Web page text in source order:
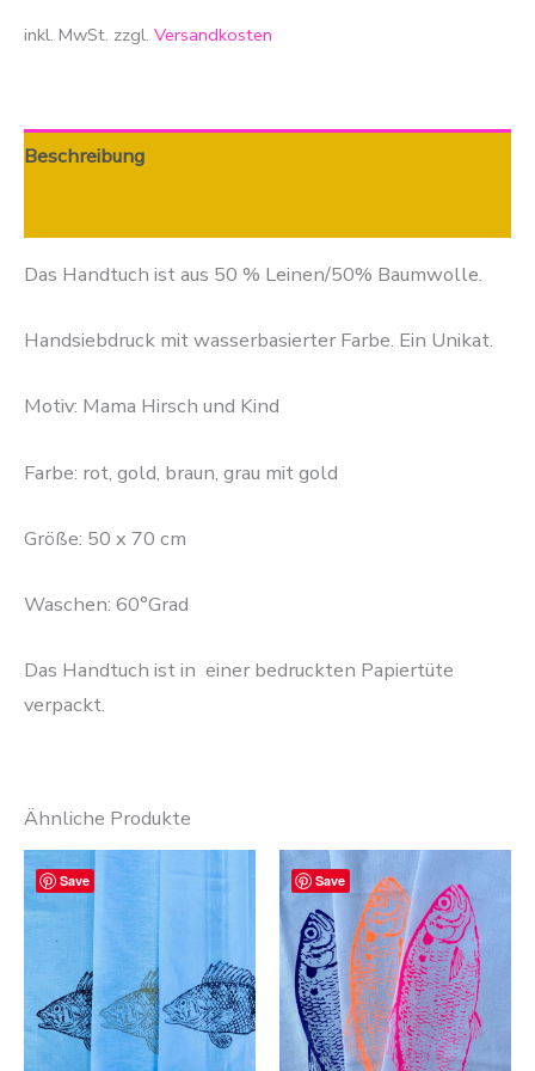
inkl. MwSt. zzgl. Versandkosten
Beschreibung
Das Handtuch ist aus 50 % Leinen/50% Baumwolle.
Handsiebdruck mit wasserbasierter Farbe. Ein Unikat.
Motiv: Mama Hirsch und Kind
Farbe: rot, gold, braun, grau mit gold
Größe: 50 x 70 cm
Waschen: 60°Grad
Das Handtuch ist in einer bedruckten Papiertüte
verpackt.
Ähnliche Produkte
Save
Produkt
mehrere
Varianten
auf.
Save
weist
auf.